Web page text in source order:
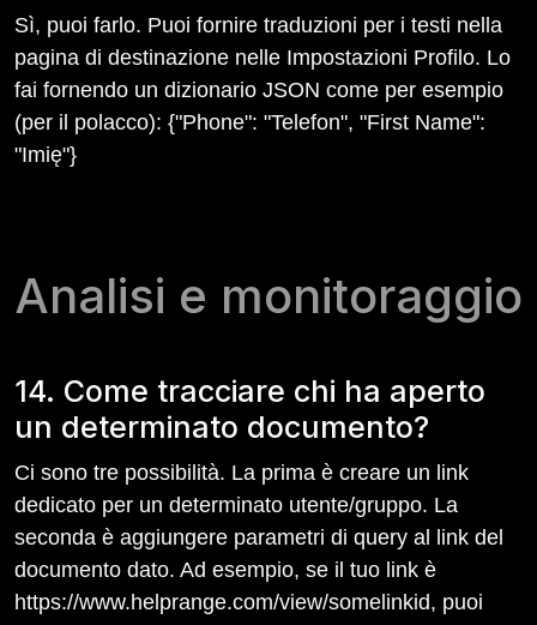
Sì, puoi farlo. Puoi fornire traduzioni per i testi nella
pagina di destinazione nelle Impostazioni Profilo. Lo
fai fornendo un dizionario JSON come per esempio
(per il polacco): {"Phone": "Telefon", "First Name":
"Imię"}
Analisi e monitoraggio
14. Come tracciare chi ha aperto
un determinato documento?
Ci sono tre possibilità. La prima è creare un link
dedicato per un determinato utente/gruppo. La
seconda è aggiungere parametri di query al link del
documento dato. Ad esempio, se il tuo link è
https://www.helprange.com/view/somelinkid, puoi